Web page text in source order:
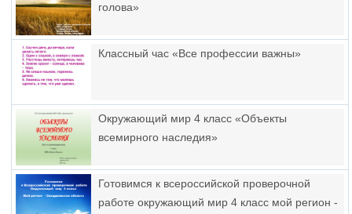
голова»
Классный час «Все профессии важны»
Окружающий мир 4 класс «Объекты
всемирного наследия»
Готовимся к всероссийской проверочной
работе окружающий мир 4 класс мой регион -